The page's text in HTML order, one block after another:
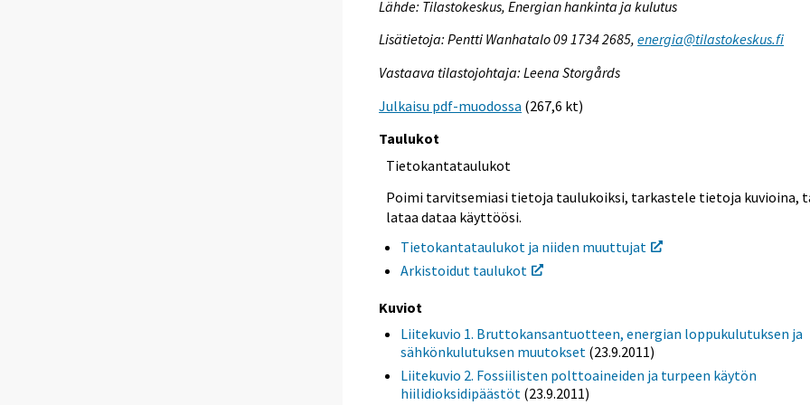
Lähde: Tilastokeskus, Energian hankinta ja kulutus
Lisätietoja: Pentti Wanhatalo 09 1734 2685,energia@tilastokeskus.fi
Vastaava tilastojohtaja: Leena Storgårds
Julkaisu pdf-muodossa (267,6 kt)
Taulukot
Tietokantataulukot
Poimi tarvitsemiasi tietoja taulukoiksi, tarkastele tietoja kuvioina,
lataa dataa käyttöösi.
Tietokantataulukot ja niiden muuttujat
Arkistoidut taulukot
Kuviot
Liitekuvio 1. Bruttokansantuotteen, energian loppukulutuksen ja
sähkönkulutuksen muutokset (23.9.2011)
Liitekuvio 2. Fossiilisten polttoaineiden ja turpeen käytön
hiilidioksidipäästöt (23.9.2011)